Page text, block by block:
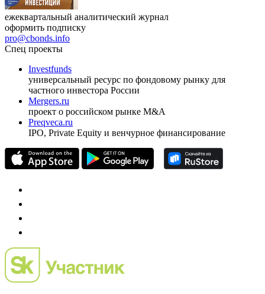
ежеквартальный аналитический журнал
оформить подписку
pro@cbonds.info
Спец проекты
Investfunds
универсальный ресурс по фондовому рынку для
частного инвестора России
Mergers.ru
проект о российском рынке M&A
Preqveca.ru
IPO, Private Equity и венчурное финансирование